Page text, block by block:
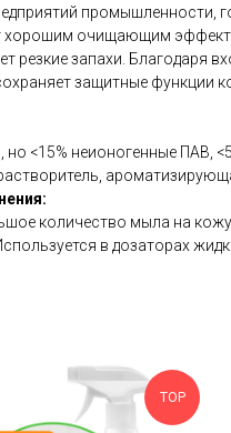
промышленности,
хорошим очищающим
резкие запахи. Благодаря
защитные функции
но <15% неионогенные ПАВ,
количество мыла на
в дозаторах
TOP